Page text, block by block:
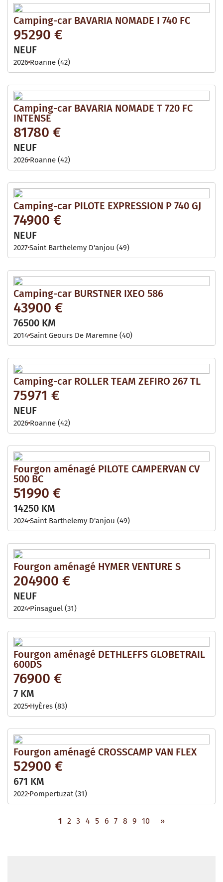
Camping-car BAVARIA NOMADE I 740 FC
95290 €
NEUF
2026 Roanne (42)
Camping-car BAVARIA NOMADE T 720 FC
INTENSE
81780 €
NEUF
2026 Roanne (42)
Camping-car PILOTE EXPRESSION P 740 GJ
74900 €
NEUF
2027Saint Barthelemy D'anjou (49)
Camping-car BURSTNER IXEO 586
43900 €
76500 KM
2014Saint Geours De Maremne (40)
Camping-car ROLLER TEAM ZEFIRO 267 TL
75971 €
NEUF
2026 Roanne (42)
Fourgon aménagé PILOTE CAMPERVAN CV
500 BC
51990 €
14250 KM
2024Saint Barthelemy D'anjou (49)
Fourgon aménagé HYMER VENTURE S
204900 €
NEUF
2024 Pinsaguel (31)
Fourgon aménagé DETHLEFFS GLOBETRAIL
600DS
76900 €
7 KM
2025 HyÈres (83)
Fourgon aménagé CROSSCAMP VAN FLEX
52900 €
671 KM
2022 Pompertuzat (31)
1 2 3 4 5 6 7 8 9 10 »